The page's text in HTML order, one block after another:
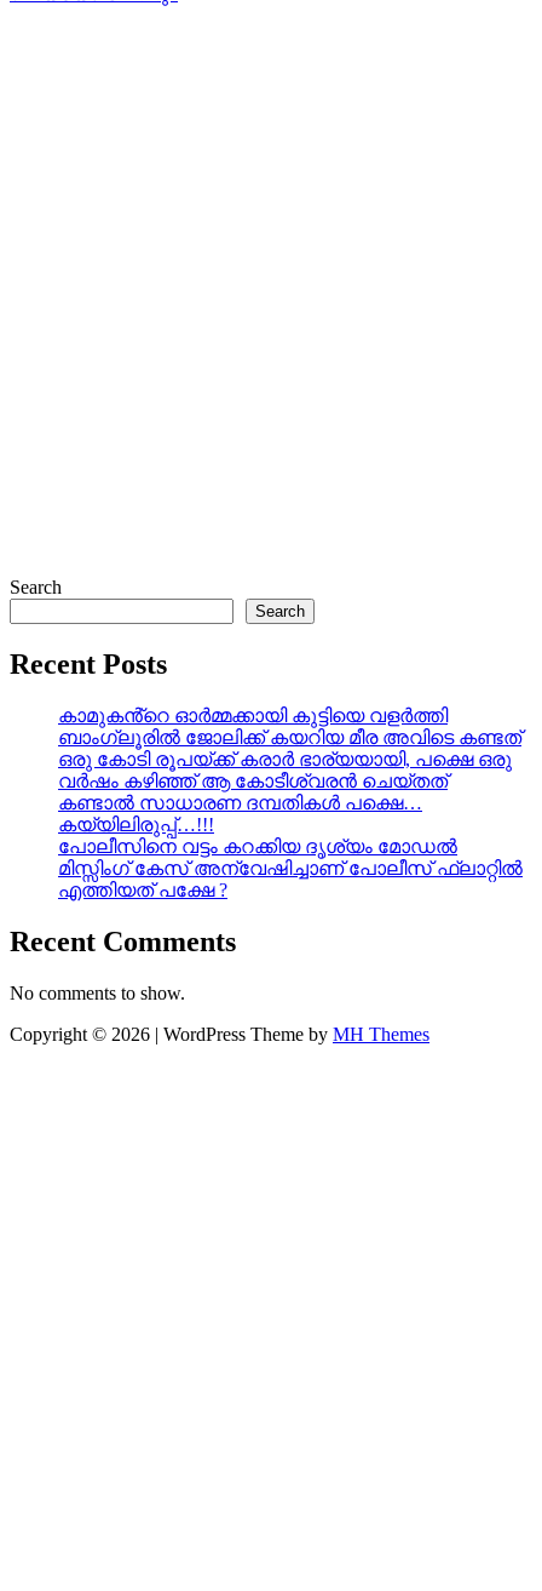
Search
Search
Recent Posts
കാമുകൻ്റെ ഓർമ്മക്കായി കുട്ടിയെ വളർത്തി
ബാംഗ്ലൂരിൽ ജോലിക്ക് കയറിയ മീര അവിടെ കണ്ടത്
ഒരു കോടി രൂപയ്ക്ക് കരാർ ഭാര്യയായി, പക്ഷെ ഒരു
വർഷം കഴിഞ്ഞ് ആ കോടീശ്വരൻ ചെയ്തത്
കണ്ടാൽ സാധാരണ ദമ്പതികൾ പക്ഷെ…
കയ്യിലിരുപ്പ്…!!!
പോലീസിനെ വട്ടം കറക്കിയ ദൃശ്യം മോഡല്‍
മിസ്സിംഗ് കേസ് അന്വേഷിച്ചാണ് പോലീസ് ഫ്ലാറ്റിൽ
എത്തിയത് പക്ഷേ ?
Recent Comments
No comments to show.
Copyright © 2026 | WordPress Theme by MH Themes